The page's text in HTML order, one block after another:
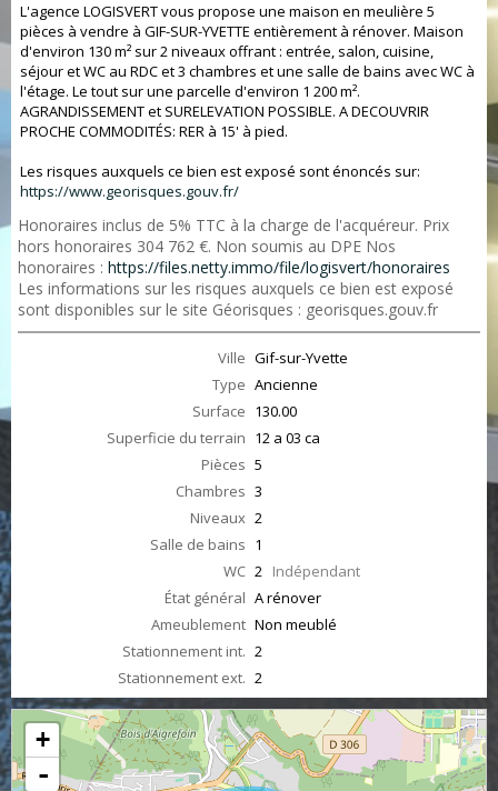
L'agence LOGISVERT vous propose une maison en meulière 5
pièces à vendre à GIF-SUR-YVETTE entièrement à rénover. Maison
d'environ 130 m² sur 2 niveaux offrant : entrée, salon, cuisine,
séjour et WC au RDC et 3 chambres et une salle de bains avec WC à
l'étage. Le tout sur une parcelle d'environ 1 200 m².
AGRANDISSEMENT et SURELEVATION POSSIBLE. A DECOUVRIR
PROCHE COMMODITÉS: RER à 15' à pied.
Les risques auxquels ce bien est exposé sont énoncés sur:
https://www.georisques.gouv.fr/
Honoraires inclus de 5% TTC à la charge de l'acquéreur. Prix
hors honoraires 304 762 €. Non soumis au DPE Nos
honoraires : https://files.netty.immo/file/logisvert/honoraires
Les informations sur les risques auxquels ce bien est exposé
sont disponibles sur le site Géorisques : georisques.gouv.fr
Ville Gif-sur-Yvette
Type Ancienne
Surface 130.00
Superficie du terrain 12 a 03 ca
Pièces 5
Chambres 3
Niveaux 2
Salle de bains 1
WC 2 Indépendant
État général A rénover
Ameublement Non meublé
Stationnement int. 2
Stationnement ext. 2
+
-